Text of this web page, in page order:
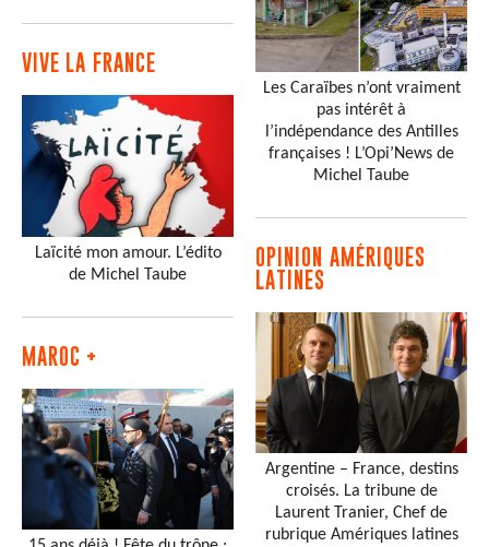
VIVE LA FRANCE
Laïcité mon amour. L’édito
de Michel Taube
MAROC +
Les Caraïbes n’ont vraiment
pas intérêt à
l’indépendance des Antilles
françaises ! L’Opi’News de
Michel Taube
OPINION AMÉRIQUES
LATINES
Argentine – France, destins
croisés. La tribune de
Laurent Tranier, Chef de
rubrique Amériques latines